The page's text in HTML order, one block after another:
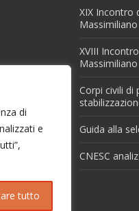
di
e
tutto
XIX Incontro
Massimiliano
XVIII
Massimiliano
Corpi civili di
Guida alla
CNESC